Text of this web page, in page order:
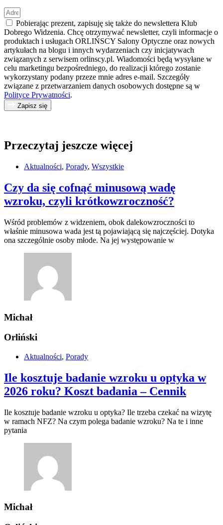
Pobierając prezent, zapisuję się także do newslettera Klub
Dobrego Widzenia. Chcę otrzymywać newsletter, czyli informacje o
produktach i usługach ORLIŃSCY Salony Optyczne oraz nowych
artykułach na blogu i innych wydarzeniach czy inicjatywach
związanych z serwisem orlinscy.pl. Wiadomości będą wysyłane w
celu marketingu bezpośredniego, do realizacji którego zostanie
wykorzystany podany przeze mnie adres e-mail. Szczegóły
związane z przetwarzaniem danych osobowych dostępne są w
Polityce Prywatności.
Zapisz się
Przeczytaj jeszcze więcej
Aktualności, Porady, Wszystkie
Czy da się cofnąć minusową wadę
wzroku, czyli krótkowzroczność?
Wśród problemów z widzeniem, obok dalekowzroczności to
właśnie minusowa wada jest tą pojawiającą się najczęściej. Dotyka
ona szczególnie osoby młode. Na jej występowanie w
Michał
Orliński
Aktualności, Porady
Ile kosztuje badanie wzroku u optyka w
2026 roku? Koszt badania – Cennik
Ile kosztuje badanie wzroku u optyka? Ile trzeba czekać na wizytę
w ramach NFZ? Na czym polega badanie wzroku? Na te i inne
pytania
Michał